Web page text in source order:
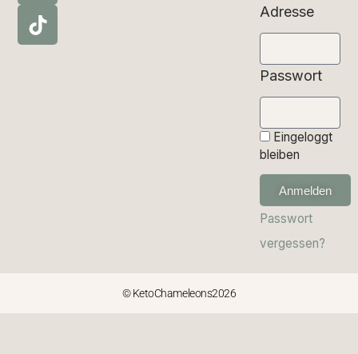
Adresse
Passwort
Eingeloggt
bleiben
Anmelden
Passwort
vergessen?
© KetoChameleons2026